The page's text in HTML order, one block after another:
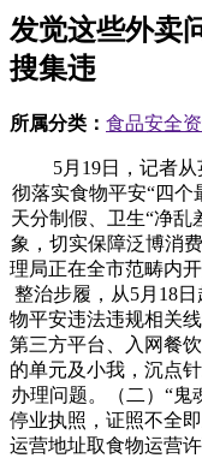
发觉这些外卖
搜集违
所属分类： 食品安全
5月19日，记者从
彻落实食物平安“四个
天分制假、卫生“净乱
象，切实保障泛博消
理局正在全市范畴内
整治步履，从5月18
物平安违法违规相关
第三方平台、入网餐
的单元及小我，沉点
办理问题。（二）“鬼
停业执照，证照不全
运营地址取食物运营